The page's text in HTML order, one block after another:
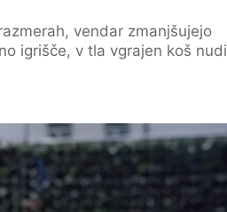
vendar zmanjšujejo
igrišče, v tla vgrajen koš nudi